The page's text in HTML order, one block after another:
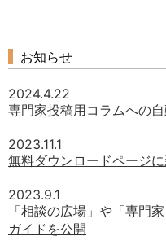
お知らせ
2024.4.22
専門家投稿用コラムへの
2023.11.1
無料ダウンロードページ
2023.9.1
「相談の広場」や「専門
ガイドを公開